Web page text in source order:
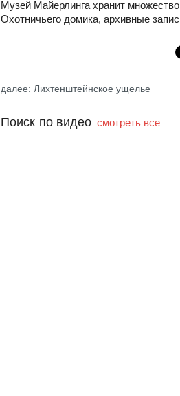
Музей Майерлинга хранит
Охотничьего домика, архивные
далее: Лихтенштейнское ущелье
Поиск по видео смотреть все